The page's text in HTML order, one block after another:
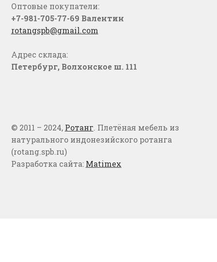
Оптовые покупатели:
+7-981-705-77-69 Валентин
rotangspb@gmail.com
Адрес склада:
Петербург, Волхонское ш. 111
© 2011 – 2024, Ротанг. Плетёная мебель из
натурального индонезийского ротанга
(rotang.spb.ru)
Разработка сайта: Matimex